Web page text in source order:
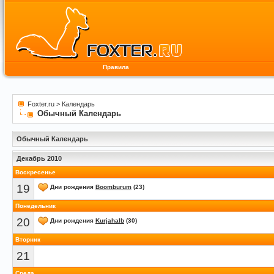
Правила
Foxter.ru > Календарь
Обычный Календарь
Обычный Календарь
Декабрь 2010
Воскресенье
19 Дни рождения Boomburum (23)
Понедельник
20 Дни рождения Kurjahalb (30)
Вторник
21